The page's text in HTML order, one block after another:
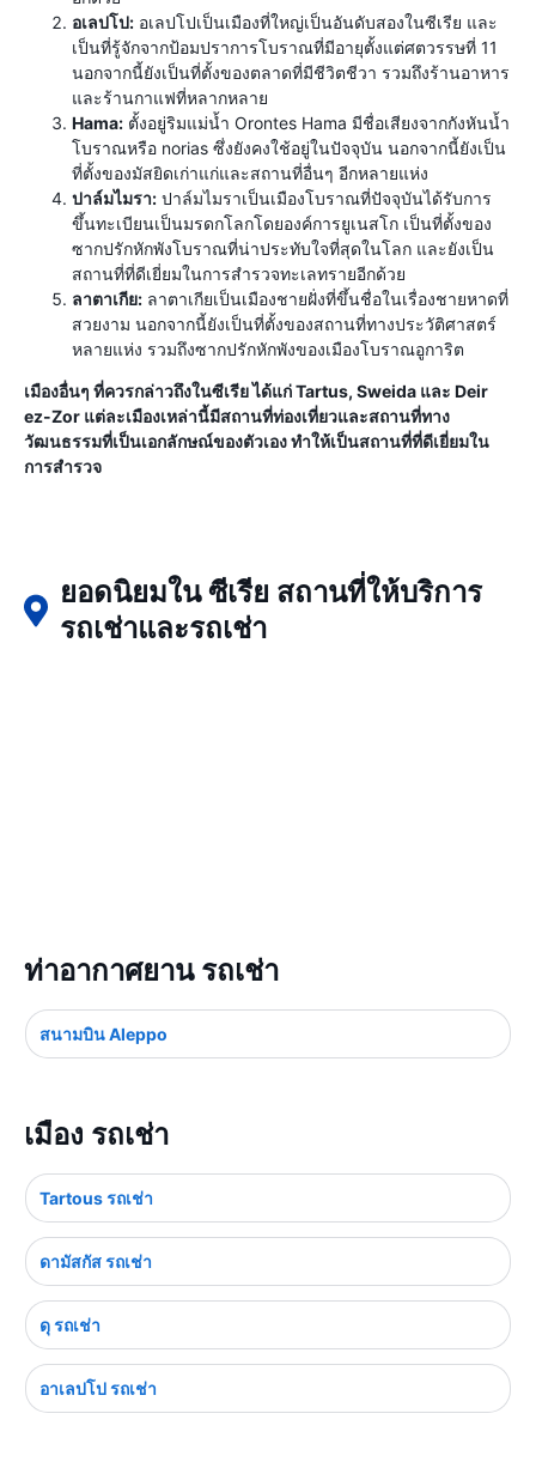
อเลปโป: อเลปโปเป็นเมืองที่ใหญ่เป็นอันดับสองในซีเรีย และ
เป็นที่รู้จักจากป้อมปราการโบราณที่มีอายุตั้งแต่ศตวรรษที่ 11
นอกจากนี้ยังเป็นที่ตั้งของตลาดที่มีชีวิตชีวา รวมถึงร้านอาหาร
และร้านกาแฟที่หลากหลาย
Hama: ตั้งอยู่ริมแม่น้ำ Orontes Hama มีชื่อเสียงจากกังหันน้ำ
โบราณหรือ norias ซึ่งยังคงใช้อยู่ในปัจจุบัน นอกจากนี้ยังเป็น
ที่ตั้งของมัสยิดเก่าแก่และสถานที่อื่นๆ อีกหลายแห่ง
ปาล์มไมรา: ปาล์มไมราเป็นเมืองโบราณที่ปัจจุบันได้รับการ
ขึ้นทะเบียนเป็นมรดกโลกโดยองค์การยูเนสโก เป็นที่ตั้งของ
ซากปรักหักพังโบราณที่น่าประทับใจที่สุดในโลก และยังเป็น
สถานที่ที่ดีเยี่ยมในการสำรวจทะเลทรายอีกด้วย
ลาตาเกีย: ลาตาเกียเป็นเมืองชายฝั่งที่ขึ้นชื่อในเรื่องชายหาดที่
สวยงาม นอกจากนี้ยังเป็นที่ตั้งของสถานที่ทางประวัติศาสตร์
หลายแห่ง รวมถึงซากปรักหักพังของเมืองโบราณอูการิต
เมืองอื่นๆ ที่ควรกล่าวถึงในซีเรีย ได้แก่ Tartus, Sweida และ Deir
ez-Zor แต่ละเมืองเหล่านี้มีสถานที่ท่องเที่ยวและสถานที่ทาง
วัฒนธรรมที่เป็นเอกลักษณ์ของตัวเอง ทำให้เป็นสถานที่ที่ดีเยี่ยมใน
การสำรวจ
ยอดนิยมใน ซีเรีย สถานที่ให้บริการ
รถเช่าและรถเช่า
ท่าอากาศยาน รถเช่า
สนามบิน Aleppo
เมือง รถเช่า
Tartous รถเช่า
ดามัสกัส รถเช่า
ดุ รถเช่า
อาเลปโป รถเช่า